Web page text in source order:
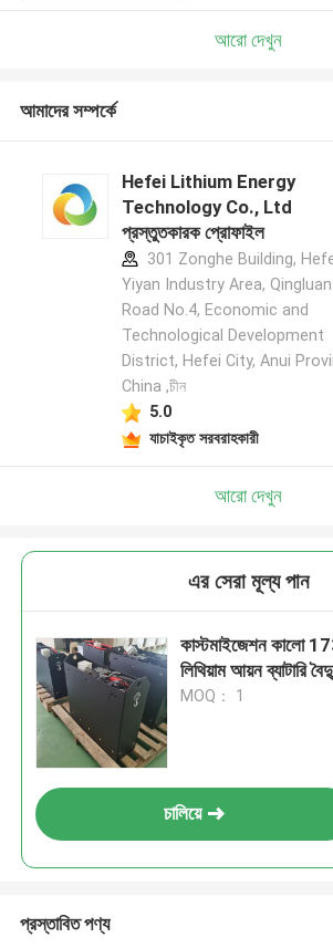
আরো দেখুন
আমাদের সম্পর্কে
Hefei Lithium Energy
Technology Co., Ltd
প্রস্তুতকারক প্রোফাইল
301 Zonghe Building,
Yiyan Industry Area, Qingluan
Road No.4, Economic and
Technological Development
District, Hefei City, Anui
China ,চীন
5.0
যাচাইকৃত সরবরাহকারী
আরো দেখুন
এর সেরা মূল্য পান
কাস্টমাইজেশন কালো
লিথিয়াম আয়ন ব্যাটারি
MOQ： 1
চালিয়ে
প্রস্তাবিত পণ্য